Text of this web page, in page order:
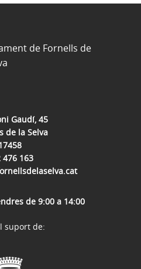
Gaudí, 45
de la Selva
476 163
de 9:00 a 14:00
de Fornells de
suport de: